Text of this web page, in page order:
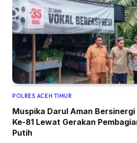
POLRES ACEH TIMUR
Muspika Darul Aman Bersinergi
Ke-81 Lewat Gerakan
Putih